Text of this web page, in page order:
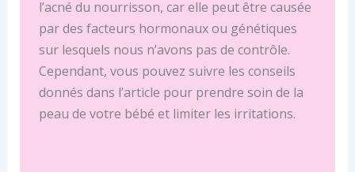
l’acné du nourrisson, car elle peut être causée
par des facteurs hormonaux ou génétiques
sur lesquels nous n’avons pas de contrôle.
Cependant, vous pouvez suivre les conseils
donnés dans l’article pour prendre soin de la
peau de votre bébé et limiter les irritations.